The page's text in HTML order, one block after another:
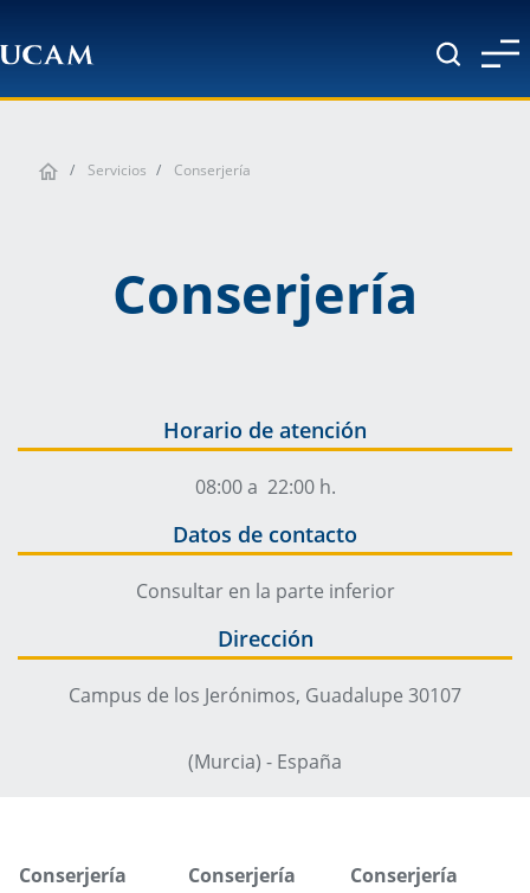
Servicios Conserjería
Conserjería
Horario de atención
08:00 a 22:00 h.
Datos de contacto
Consultar en la parte inferior
Dirección
Campus de los Jerónimos, Guadalupe 30107
(Murcia) - España
Conserjería
Conserjería
Conserjería